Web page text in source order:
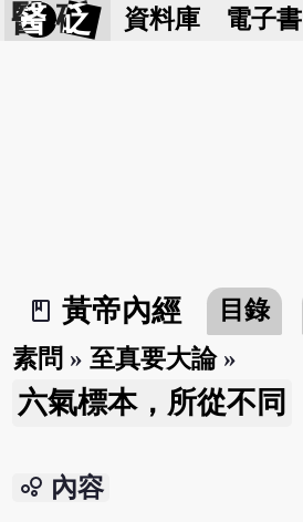
醫 砭 資料庫 電子書
book_2
黃帝內經 目錄
素問 »至真要大論»
六氣標本，所從不同
bubble_chart 內容